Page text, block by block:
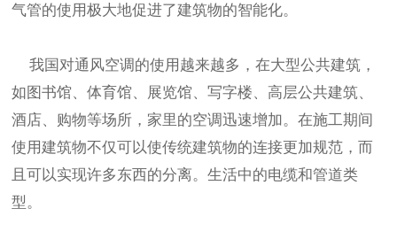
气管的使用极大地促进了建筑物的智能化。
我国对通风空调的使用越来越多，在大型公共建筑，
如图书馆、体育馆、展览馆、写字楼、高层公共建筑、
酒店、购物等场所，家里的空调迅速增加。在施工期间
使用建筑物不仅可以使传统建筑物的连接更加规范，而
且可以实现许多东西的分离。生活中的电缆和管道类
型。